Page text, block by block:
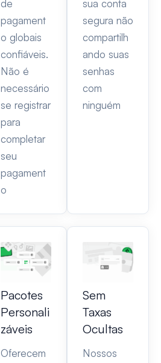
de
pagament
o globais
confiáveis.
Não é
necessário
se registrar
para
completar
seu
pagament
o
sua conta
segura não
compartilh
ando suas
senhas
com
ninguém
Pacotes
Personali
záveis
Oferecem
Sem
Taxas
Ocultas
Nossos